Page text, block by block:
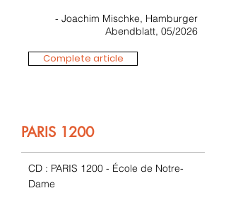
- Joachim Mischke, Hamburger
Abendblatt, 05/2026
Complete article
PARIS 1200
CD : PARIS 1200 - École de Notre-
Dame